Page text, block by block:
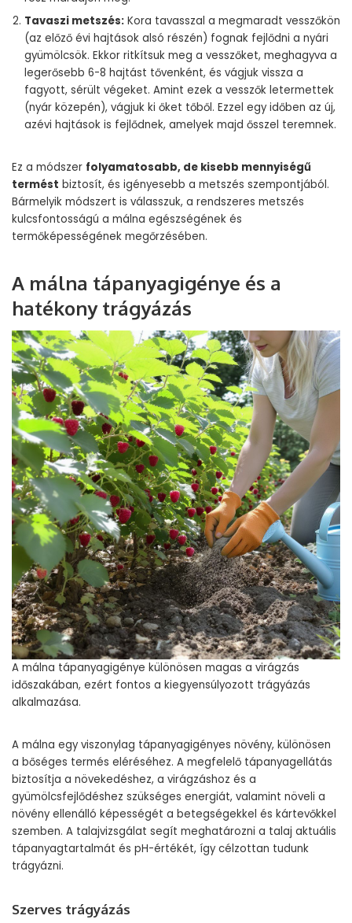
Tavaszi metszés: Kora tavasszal a megmaradt vesszőkön
(az előző évi hajtások alsó részén) fognak fejlődni a nyári
gyümölcsök. Ekkor ritkítsuk meg a vesszőket, meghagyva a
legerősebb 6-8 hajtást tővenként, és vágjuk vissza a
fagyott, sérült végeket. Amint ezek a vesszők letermettek
(nyár közepén), vágjuk ki őket tőből. Ezzel egy időben az új,
azévi hajtások is fejlődnek, amelyek majd ősszel teremnek.
Ez a módszer folyamatosabb, de kisebb mennyiségű
termést biztosít, és igényesebb a metszés szempontjából.
Bármelyik módszert is válasszuk, a rendszeres metszés
kulcsfontosságú a málna egészségének és
termőképességének megőrzésében.
A málna tápanyagigénye és a
hatékony trágyázás
A málna tápanyagigénye különösen magas a virágzás
időszakában, ezért fontos a kiegyensúlyozott trágyázás
alkalmazása.
A málna egy viszonylag tápanyagigényes növény, különösen
a bőséges termés eléréséhez. A megfelelő tápanyagellátás
biztosítja a növekedéshez, a virágzáshoz és a
gyümölcsfejlődéshez szükséges energiát, valamint növeli a
növény ellenálló képességét a betegségekkel és kártevőkkel
szemben. A talajvizsgálat segít meghatározni a talaj aktuális
tápanyagtartalmát és pH-értékét, így célzottan tudunk
trágyázni.
Szerves trágyázás